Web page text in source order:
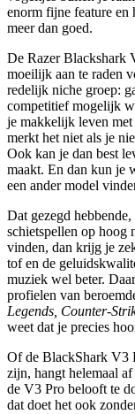
enorm fijne feature en
meer dan goed.
De Razer Blackshark
moeilijk aan te raden
redelijk niche groep:
competitief mogelijk
je makkelijk leven
merkt het niet als je
Ook kan je dan best
maakt. En dan kun je
een ander model
Dat gezegd
schietspellen op hoog
vinden, dan krijg je
tof en de
muziek wel beter.
profielen van
Legends, Counter-
weet dat je precies
Of de BlackShark V3
zijn, hangt helemaal
de V3 Pro belooft te
dat doet het ook